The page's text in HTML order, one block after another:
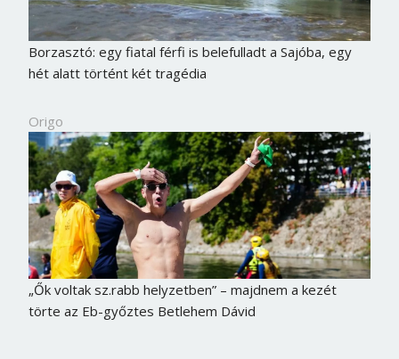
Borzasztó: egy fiatal férfi is belefulladt a Sajóba, egy
hét alatt történt két tragédia
Origo
„Ők voltak sz.rabb helyzetben” – majdnem a kezét
törte az Eb-győztes Betlehem Dávid